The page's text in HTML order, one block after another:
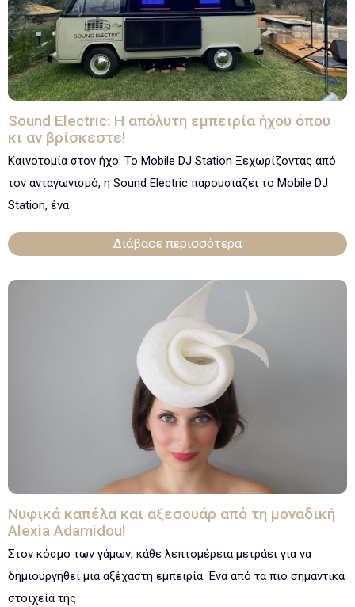
Sound Electric: Η απόλυτη εμπειρία ήχου όπου
κι αν βρίσκεστε!
Καινοτομία στον ήχο: Το Mobile DJ Station Ξεχωρίζοντας από
τον ανταγωνισμό, η Sound Electric παρουσιάζει το Mobile DJ
Station, ένα
Διάβασε περισσότερα
Νυφικά καπέλα και αξεσουάρ από τη μοναδική
Alexia Adamidou!
Στον κόσμο των γάμων, κάθε λεπτομέρεια μετράει για να
δημιουργηθεί μια αξέχαστη εμπειρία. Ένα από τα πιο σημαντικά
στοιχεία της